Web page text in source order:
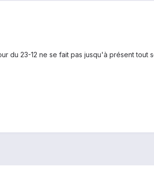
du 23-12 ne se fait pas jusqu'à présent